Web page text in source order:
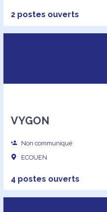
2 postes ouverts
VYGON
Non communiqué
ECOUEN
4 postes ouverts